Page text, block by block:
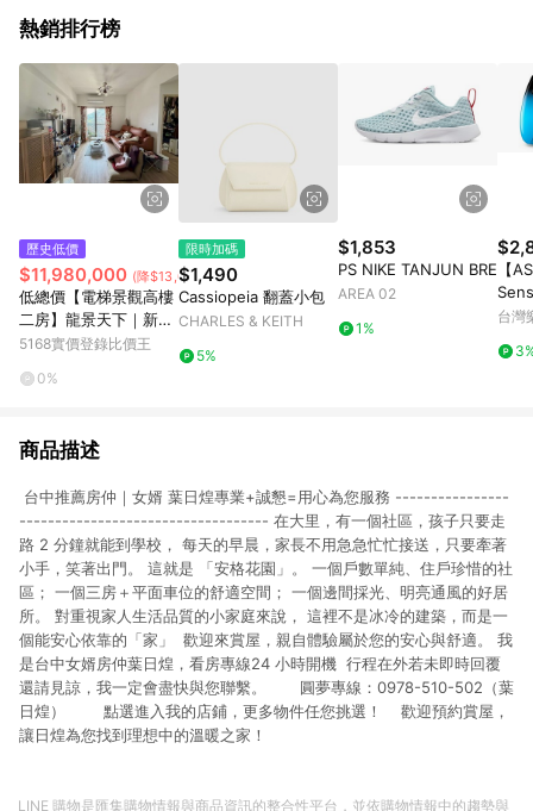
熱銷排行榜
歷史低價
$11,980,000 (降$13,020,000)
低總價【電梯景觀高樓
二房】龍景天下｜新北
市中和區華新街
5168實價登錄比價王
0%
限時加碼
$1,490
Cassiopeia 翻蓋小包
CHARLES & KEITH
5%
$1,853
PS NIKE TANJUN BRE
AREA 02
1%
【
律藍
台灣
商品描述
台中推薦房仲｜女婿 葉日煌專業+誠懇=用心為您服務 ----------------
----------------------------------- 在大里，有一個社區，孩子只要走
路 2 分鐘就能到學校， 每天的早晨，家長不用急急忙忙接送，只要牽著
小手，笑著出門。 這就是 「安格花園」。 一個戶數單純、住戶珍惜的社
區； 一個三房＋平面車位的舒適空間； 一個邊間採光、明亮通風的好居
所。 對重視家人生活品質的小家庭來說， 這裡不是冰冷的建築，而是一
個能安心依靠的「家」 歡迎來賞屋，親自體驗屬於您的安心與舒適。 我
是台中女婿房仲葉日煌，看房專線24 小時開機 行程在外若未即時回覆
還請見諒，我一定會盡快與您聯繫。 圓夢專線：0978-510-502（葉
日煌） 點選進入我的店鋪，更多物件任您挑選！ 歡迎預約賞屋，
讓日煌為您找到理想中的溫暖之家！
LINE 購物是匯集購物情報與商品資訊的整合性平台，並依購物情報中的趨勢與